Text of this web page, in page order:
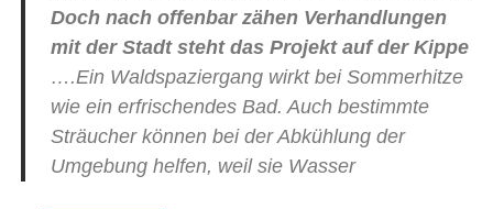
Doch nach offenbar zähen Verhandlungen
mit der Stadt steht das Projekt auf der Kippe
….Ein Waldspaziergang wirkt bei Sommerhitze
wie ein erfrischendes Bad. Auch bestimmte
Sträucher können bei der Abkühlung der
Umgebung helfen, weil sie Wasser